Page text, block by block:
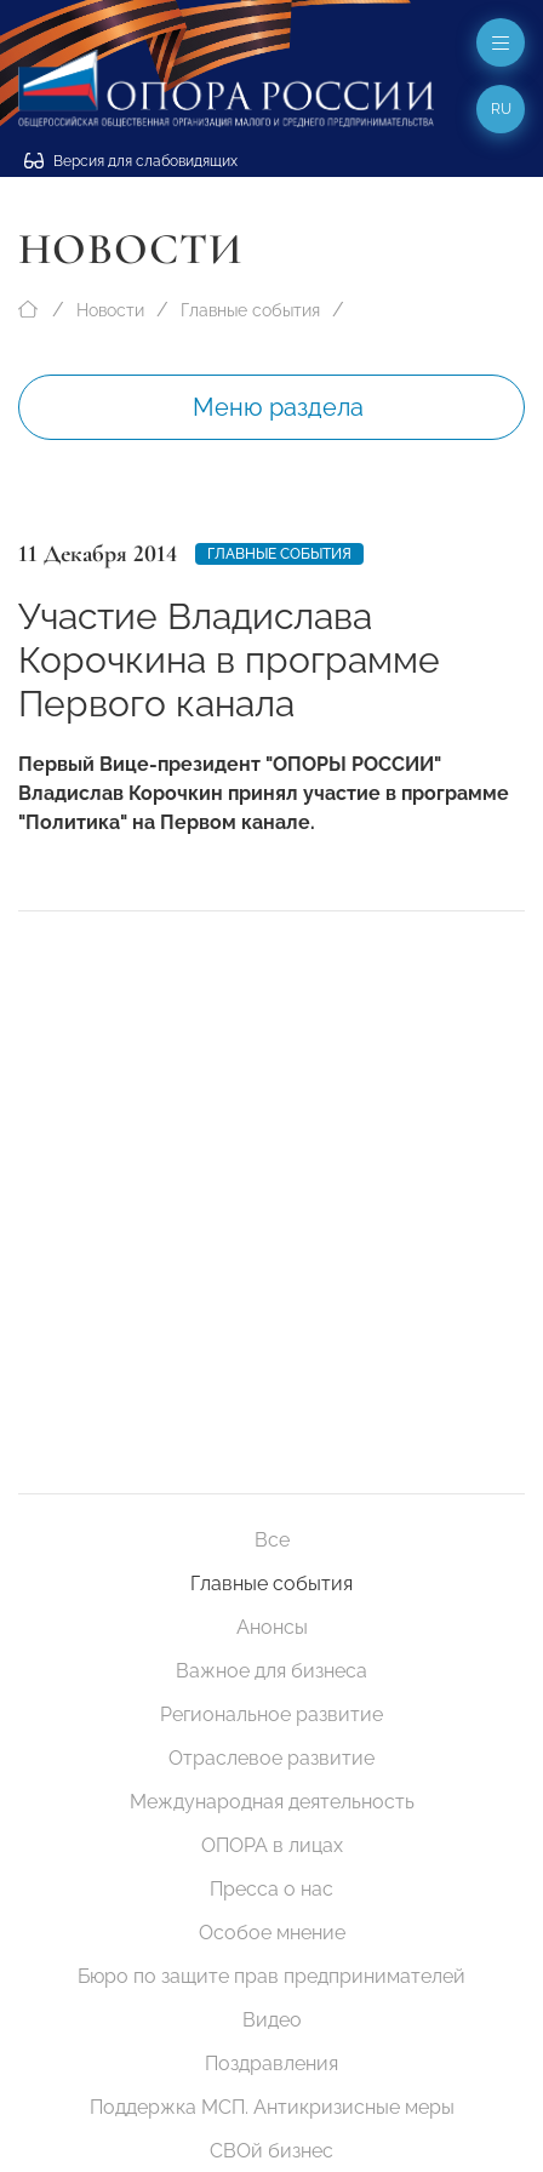
Версия для слабовидящих
RU
НОВОСТИ
Новости Главные события
Меню раздела
11 Декабря 2014 ГЛАВНЫЕ СОБЫТИЯ
Участие Владислава
Корочкина в программе
Первого канала
Первый Вице-президент "ОПОРЫ РОССИИ"
Владислав Корочкин принял участие в программе
"Политика" на Первом канале.
Все
Главные события
Анонсы
Важное для бизнеса
Региональное развитие
Отраслевое развитие
Международная деятельность
ОПОРА в лицах
Пресса о нас
Особое мнение
Бюро по защите прав предпринимателей
Видео
Поздравления
Поддержка МСП. Антикризисные меры
СВОй бизнес